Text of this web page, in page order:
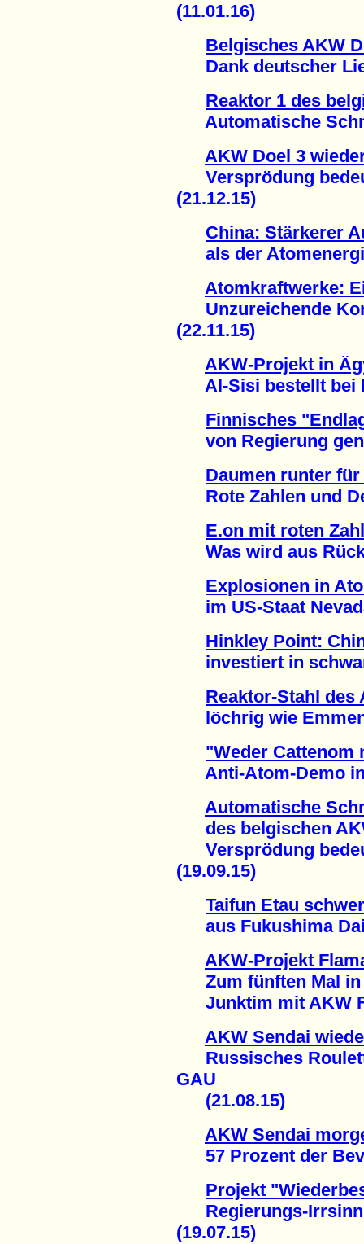
(11.01.16)
Belgisches AKW
Dank deutscher
Reaktor 1 des
Automatische
AKW Doel 3
Versprödung
(21.12.15)
China: Stärkerer
als der
Atomkraftwerke:
Unzureichende
(22.11.15)
AKW-Projekt in
Al-Sisi bestellt bei
Finnisches
von Regierung
Daumen runter für
Rote Zahlen und
E.on mit roten
Was wird aus
Explosionen in
im US-Staat
Hinkley Point:
investiert in
Reaktor-Stahl des
löchrig wie
"Weder Cattenom
Anti-Atom-Demo in
Automatische
des belgischen
Versprödung
(19.09.15)
Taifun Etau
aus Fukushima
AKW-Projekt
Zum fünften Mal in
Junktim mit AKW
AKW Sendai
Russisches
GAU
(21.08.15)
AKW Sendai
57 Prozent der
Projekt
Regierungs-Irrsinn
(19.07.15)